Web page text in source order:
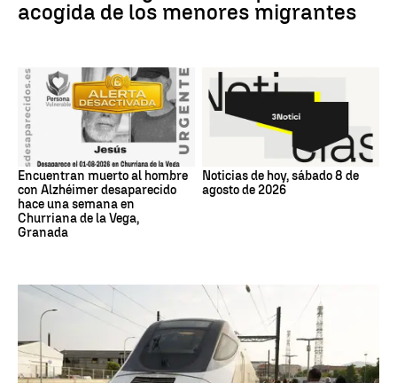
acogida de los menores migrantes
Encuentran muerto al hombre
con Alzhéimer desaparecido
hace una semana en
Churriana de la Vega,
Granada
Noticias de hoy, sábado 8 de
agosto de 2026